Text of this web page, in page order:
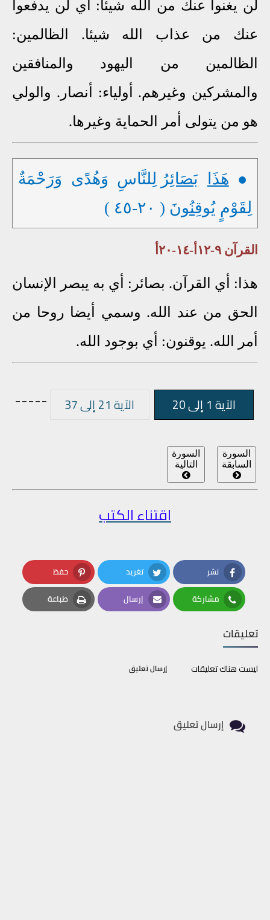
لن يغنوا عنك من الله شيئا: أي لن يدفعوا
عنك من عذاب الله شيئا. الظالمين:
الظالمين من اليهود والمنافقين
والمشركين وغيرهم. أولياء: أنصار. والولي
هو من يتولى أمر الحماية وغيرها.
● هَذَا بَصَائِرُ لِلنَّاسِ وَهُدًى وَرَحْمَةٌ
لِقَوْمٍ يُوقِنُونَ ( ٢٠-٤٥ )
القرآن ٩-١٢أ-١٤-٢٠أ
هذا: أي القرآن. بصائر: أي به يبصر الإنسان
الحق من عند الله. وسمي أيضا روحا من
أمر الله. يوقنون: أي بوجود الله.
الآية 1 إلى 20 الآية 21 إلى 37 _____
السورة
السابقة
السورة
التالية
اقتناء الكتب
نشر
Facebook
تغريد
Twitter
حفظ
Pinterest
مشاركة
Whatsapp
إرسال
Email
طباعة
Print
تعليقات
ليست هناك تعليقات إرسال تعليق
إرسال تعليق